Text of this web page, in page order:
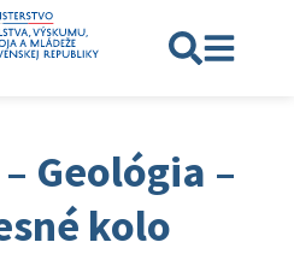
Geológia –
kolo